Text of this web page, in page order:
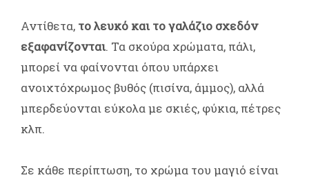
Αντίθετα, το λευκό και το γαλάζιο σχεδόν
εξαφανίζονται. Τα σκούρα χρώματα, πάλι,
μπορεί να φαίνονται όπου υπάρχει
ανοιχτόχρωμος βυθός (πισίνα, άμμος), αλλά
μπερδεύονται εύκολα με σκιές, φύκια, πέτρες
κλπ.
Σε κάθε περίπτωση, το χρώμα του μαγιό είναι